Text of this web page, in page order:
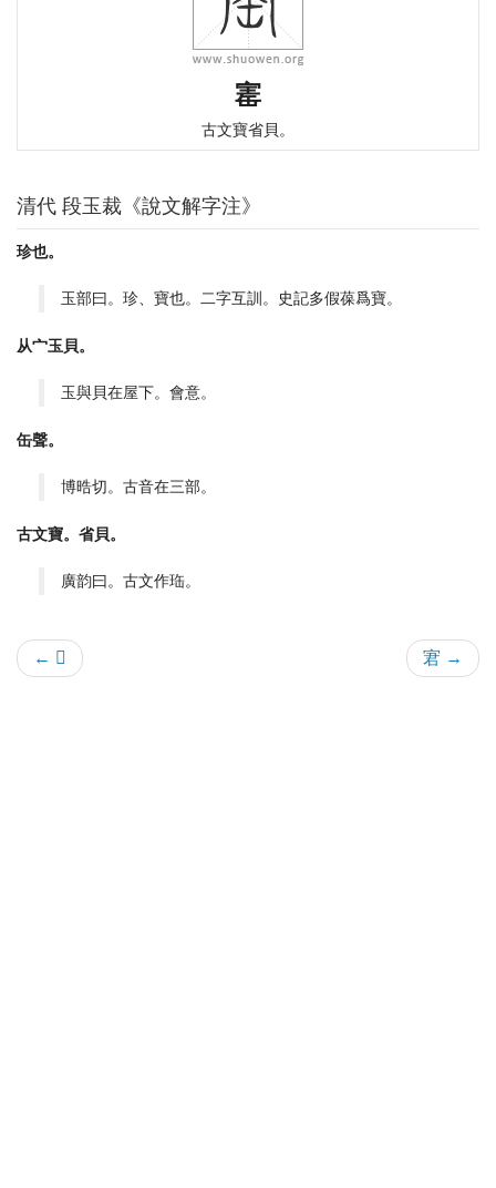
寚
古文寶省貝。
清代 段玉裁《說文解字注》
珍也。
玉部曰。珍、寶也。二字互訓。史記多假葆爲寶。
从宀玉貝。
玉與貝在屋下。會意。
缶聲。
博晧切。古音在三部。
古文寶。省貝。
廣韵曰。古文作珤。
← 𡫛 宭 →